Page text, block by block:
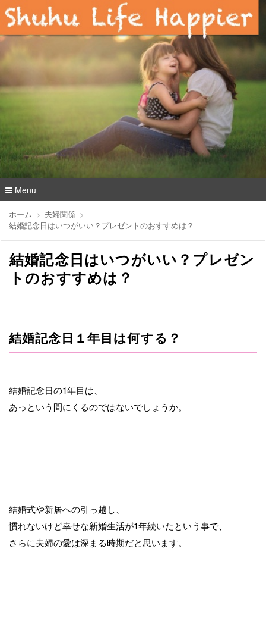
Menu
ン
動
ホーム
夫婦関係
結婚記念日はいつがいい？プレゼントのおすすめは？
結婚記念日はいつがいい？プレゼン
トのおすすめは？
結婚記念日１年目は何する？
結婚記念日の1年目は、
あっという間にくるのではないでしょうか。
結婚式や新居への引っ越し、
慣れないけど幸せな新婚生活が1年続いたという事で、
さらに夫婦の愛は深まる時期だと思います。